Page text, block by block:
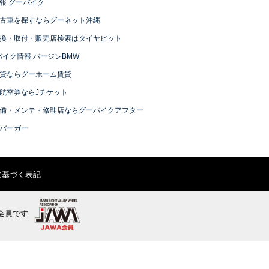
グーバイク
車を探すならグーネット沖縄
・取付・販売店検索はタイヤピット
イク情報 バージンBMW
ならグーホーム賃貸
空券ならJチケット
・メンテ・修理店ならグーバイクアフター
ーガー
づく表記
員です